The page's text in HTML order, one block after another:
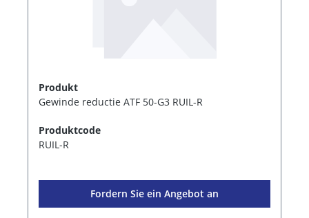
Produkt
Gewinde reductie ATF 50-G3 RUIL-R
Produktcode
RUIL-R
Fordern Sie ein Angebot an